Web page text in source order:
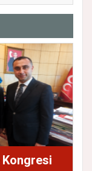
Kongresi